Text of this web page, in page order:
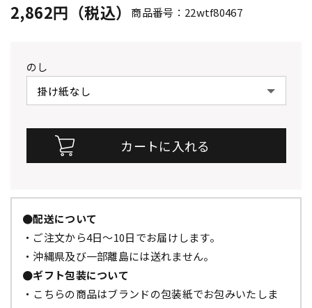
2,862円（税込） 商品番号：22wtf80467
のし
●配送について
・ご注文から4日～10日でお届けします。
・沖縄県及び一部離島には送れません。
●ギフト包装について
・こちらの商品はブランドの包装紙でお包みいたしま